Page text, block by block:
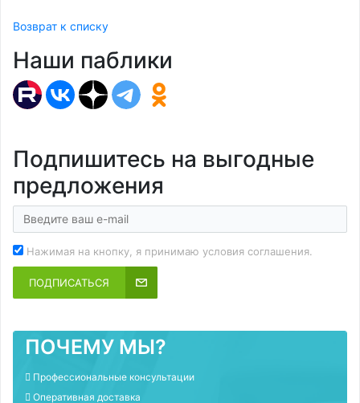
Возврат к списку
Наши паблики
Подпишитесь на выгодные
предложения
Нажимая на кнопку, я принимаю условия соглашения.
ПОДПИСАТЬСЯ
ПОЧЕМУ МЫ?
Профессиональные консультации
Оперативная доставка